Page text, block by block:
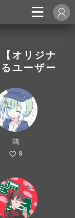
オリジナ
ユーザー
鴻
8